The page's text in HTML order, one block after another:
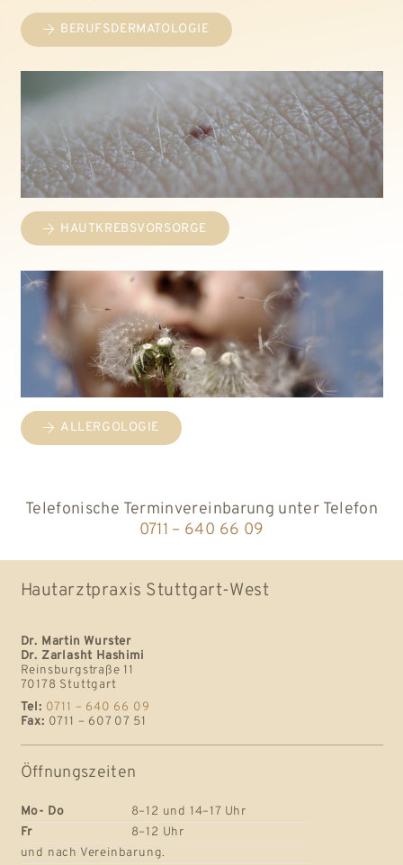
BERUFSDERMATOLOGIE
HAUTKREBSVORSORGE
ALLERGOLOGIE
Telefonische Terminvereinbarung unter Telefon
0711 – 640 66 09
Hautarztpraxis Stuttgart-West
Dr. Martin Wurster
Dr. Zarlasht Hashimi
Reinsburgstraße 11
70178 Stuttgart
Tel: 0711 – 640 66 09
Fax: 0711 – 607 07 51
Öffnungszeiten
Mo- Do
8–12 und 14–17 Uhr
Fr
8–12 Uhr
und nach Vereinbarung.